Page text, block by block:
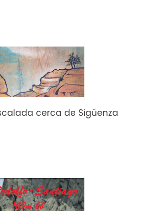
cerca de Sigüenza